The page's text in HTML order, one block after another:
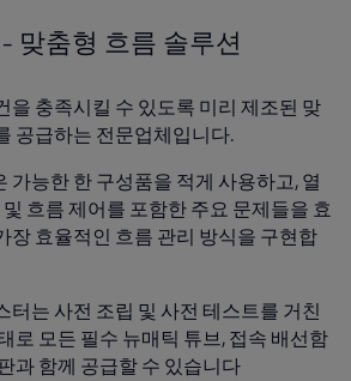
맞춤형 흐름 솔루션
을 충족시킬 수 있도록 미리 제조된 맞
공급하는 전문업체입니다.
가능한 한 구성품을 적게 사용하고, 열
흐름 제어를 포함한 주요 문제들을 효
장 효율적인 흐름 관리 방식을 구현합
터는 사전 조립 및 사전 테스트를 거친
로 모든 필수 뉴매틱 튜브, 접속 배선함
과 함께 공급할 수 있습니다